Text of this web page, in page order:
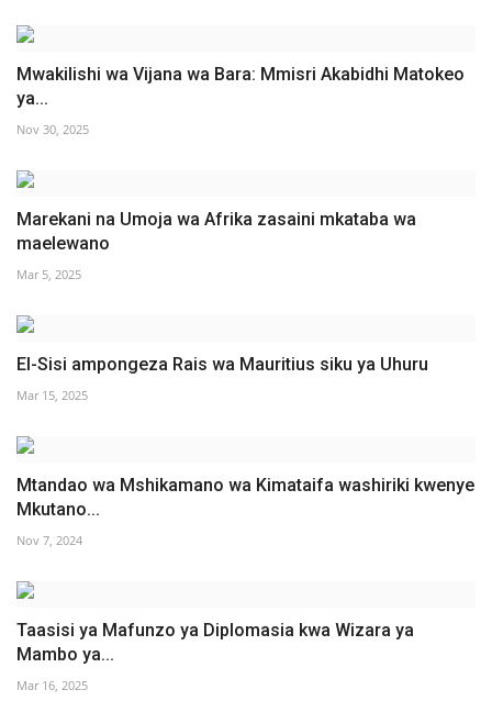
Mwakilishi wa Vijana wa Bara: Mmisri Akabidhi Matokeo
ya...
Nov 30, 2025
Marekani na Umoja wa Afrika zasaini mkataba wa
maelewano
Mar 5, 2025
El-Sisi ampongeza Rais wa Mauritius siku ya Uhuru
Mar 15, 2025
Mtandao wa Mshikamano wa Kimataifa washiriki kwenye
Mkutano...
Nov 7, 2024
Taasisi ya Mafunzo ya Diplomasia kwa Wizara ya
Mambo ya...
Mar 16, 2025